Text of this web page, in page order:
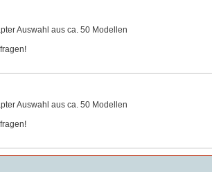
Auswahl aus ca. 50 Modellen
Auswahl aus ca. 50 Modellen